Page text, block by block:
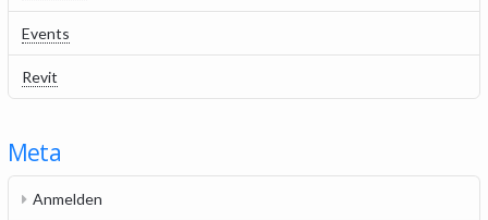
Events
Revit
Meta
Anmelden